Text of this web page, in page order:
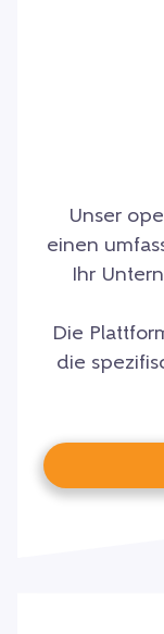
Unser
einen
Ihr
Die
die